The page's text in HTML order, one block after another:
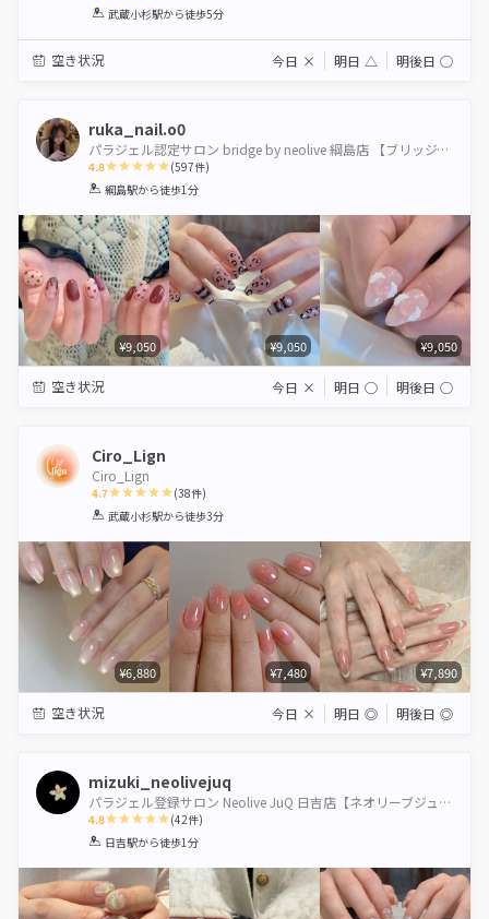
1 2 3 4 5
武蔵小杉駅から徒歩5分
空き状況 今日 × 明日 △ 明後日 ◯
ruka_nail.o0
パラジェル認定サロン bridge by neolive 綱島店 【ブリッジバイネオリーブ】
4.8
1 2 3 4 5
(597件)
綱島駅から徒歩1分
¥9,050 ¥9,050 ¥9,050
空き状況 今日 × 明日 ◯ 明後日 ◯
Ciro_Lign
Ciro_Lign
4.7
1 2 3 4 5
(38件)
武蔵小杉駅から徒歩3分
¥6,880 ¥7,480 ¥7,890
空き状況 今日 × 明日 ◎ 明後日 ◎
mizuki_neolivejuq
パラジェル登録サロン Neolive JuQ 日吉店【ネオリーブジューク】
4.8
1 2 3 4 5
(42件)
日吉駅から徒歩1分